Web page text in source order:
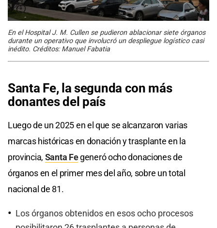
En el Hospital J. M. Cullen se pudieron ablacionar siete órganos
durante un operativo que involucró un despliegue logístico casi
inédito. Créditos: Manuel Fabatia
Santa Fe, la segunda con más
donantes del país
Luego de un 2025 en el que se alcanzaron varias
marcas históricas en donación y trasplante en la
provincia, Santa Fegeneró ocho donaciones de
órganos en el primer mes del año, sobre un total
nacional de 81.
Los órganos obtenidos en esos ocho procesos